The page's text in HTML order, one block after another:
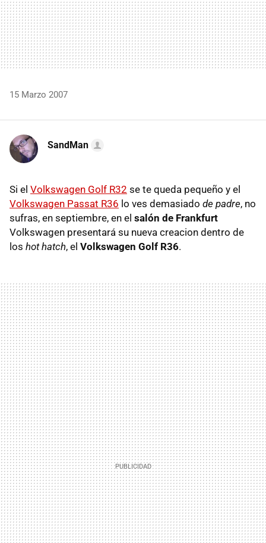
15 Marzo 2007
SandMan
Si el Volkswagen Golf R32 se te queda pequeño y el
Volkswagen Passat R36 lo ves demasiado de padre, no
sufras, en septiembre, en el salón de Frankfurt
Volkswagen presentará su nueva creacion dentro de
los hot hatch, el Volkswagen Golf R36.